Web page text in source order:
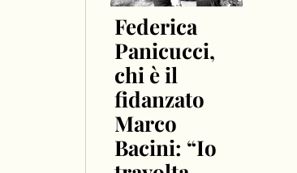
Federica
Panicucci,
chi è il
fidanzato
Marco
Bacini: “Io